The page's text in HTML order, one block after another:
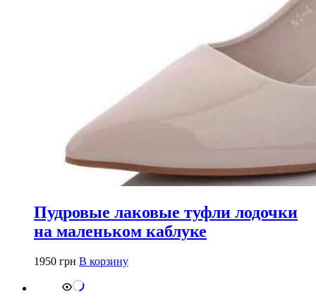
Пудровые лаковые туфли лодочки
на маленьком каблуке
1950 грн В корзину